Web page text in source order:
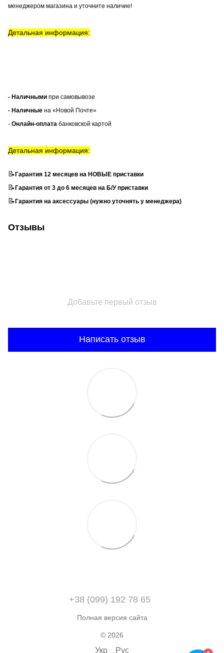
менеджером магазина и уточните наличие!
Детальная информация:
- Наличными при самовывозе
- Наличные на «Новой Почте»
- Онлайн-оплата банковской картой
Детальная информация:
📝Гарантия 12 месяцев на НОВЫЕ приставки
📝Гарантия от 3 до 6 месяцев на Б/У приставки
📝Гарантия на аксессуары (нужно уточнять у менеджера)
Отзывы
Добавьте первый отзыв
Написать отзыв
+38 (099) 192 78 65
Полная версия сайта
© 2026
Укр Рус